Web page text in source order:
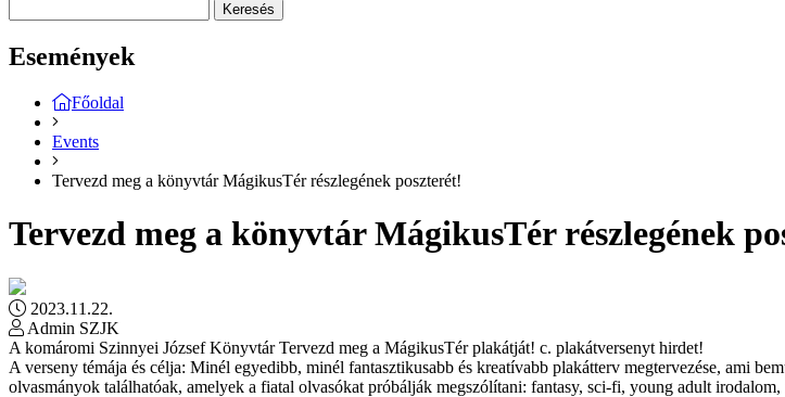
Keresés
Események
Főoldal
Events
Tervezd meg a könyvtár MágikusTér részlegének poszterét!
Tervezd meg a könyvtár MágikusTér részlegének
2023.11.22.
Admin SZJK
A komáromi Szinnyei József Könyvtár Tervezd meg a MágikusTér plakátját! c. plakátversenyt hirdet!
A verseny témája és célja: Minél egyedibb, minél fantasztikusabb és kreatívabb plakátterv megtervezése, ami
olvasmányok találhatóak, amelyek a fiatal olvasókat próbálják megszólítani: fantasy, sci-fi, young adult